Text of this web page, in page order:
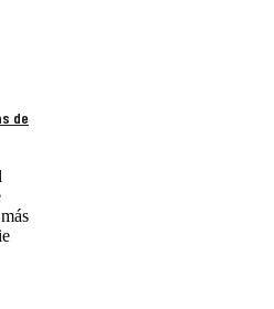
de